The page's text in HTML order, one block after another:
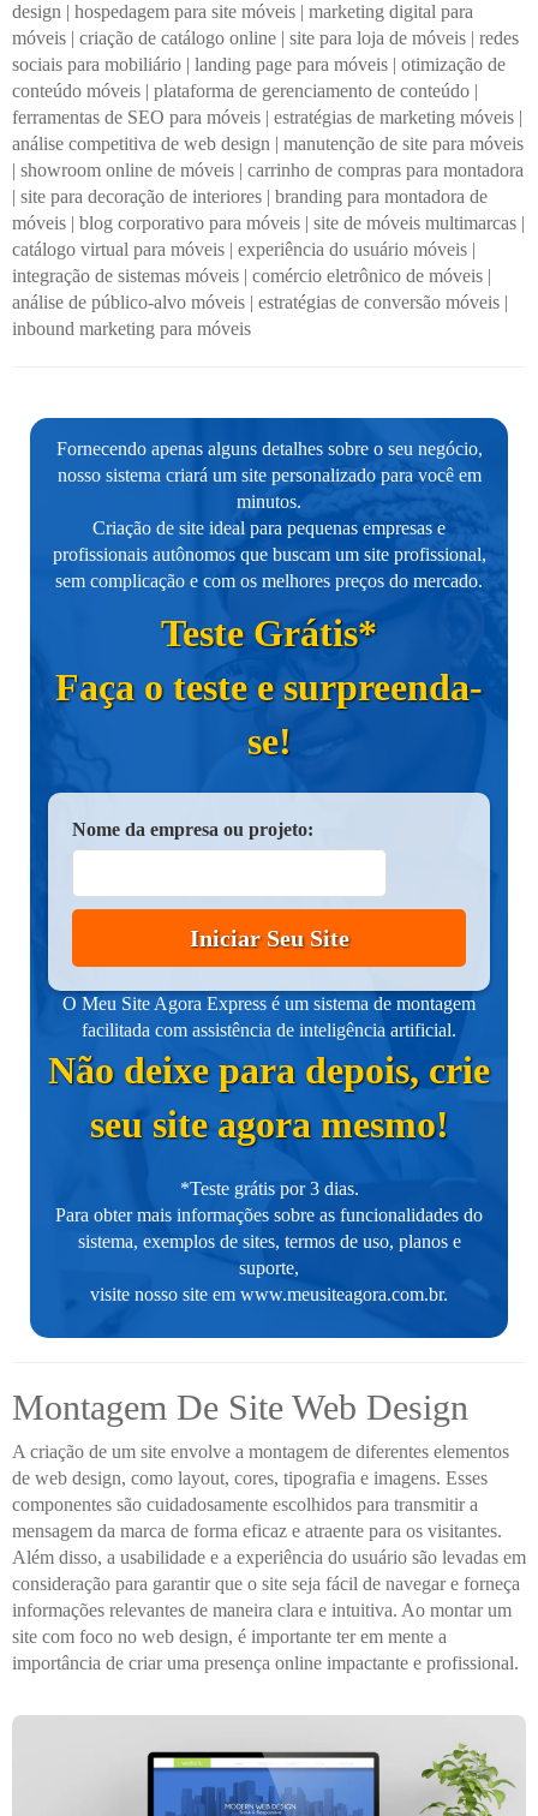
design | hospedagem para site móveis | marketing digital para
móveis | criação de catálogo online | site para loja de móveis | redes
sociais para mobiliário | landing page para móveis | otimização de
conteúdo móveis | plataforma de gerenciamento de conteúdo |
ferramentas de SEO para móveis | estratégias de marketing móveis |
análise competitiva de web design | manutenção de site para móveis
| showroom online de móveis | carrinho de compras para montadora
| site para decoração de interiores | branding para montadora de
móveis | blog corporativo para móveis | site de móveis multimarcas |
catálogo virtual para móveis | experiência do usuário móveis |
integração de sistemas móveis | comércio eletrônico de móveis |
análise de público-alvo móveis | estratégias de conversão móveis |
inbound marketing para móveis
Fornecendo apenas alguns detalhes sobre o seu negócio,
nosso sistema criará um site personalizado para você em
minutos.
Criação de site ideal para pequenas empresas e
profissionais autônomos que buscam um site profissional,
sem complicação e com os melhores preços do mercado.
Teste Grátis*
Faça o teste e surpreenda-
se!
Nome da empresa ou projeto:
Iniciar Seu Site
O Meu Site Agora Express é um sistema de montagem
facilitada com assistência de inteligência artificial.
Não deixe para depois, crie
seu site agora mesmo!
*Teste grátis por 3 dias.
Para obter mais informações sobre as funcionalidades do
sistema, exemplos de sites, termos de uso, planos e
suporte,
visite nosso site em www.meusiteagora.com.br.
Montagem De Site Web Design
A criação de um site envolve a montagem de diferentes elementos
de web design, como layout, cores, tipografia e imagens. Esses
componentes são cuidadosamente escolhidos para transmitir a
mensagem da marca de forma eficaz e atraente para os visitantes.
Além disso, a usabilidade e a experiência do usuário são levadas em
consideração para garantir que o site seja fácil de navegar e forneça
informações relevantes de maneira clara e intuitiva. Ao montar um
site com foco no web design, é importante ter em mente a
importância de criar uma presença online impactante e profissional.